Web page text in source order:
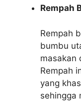
Rempah
Rempah
bumbu
masakan
Rempah
yang
sehingga